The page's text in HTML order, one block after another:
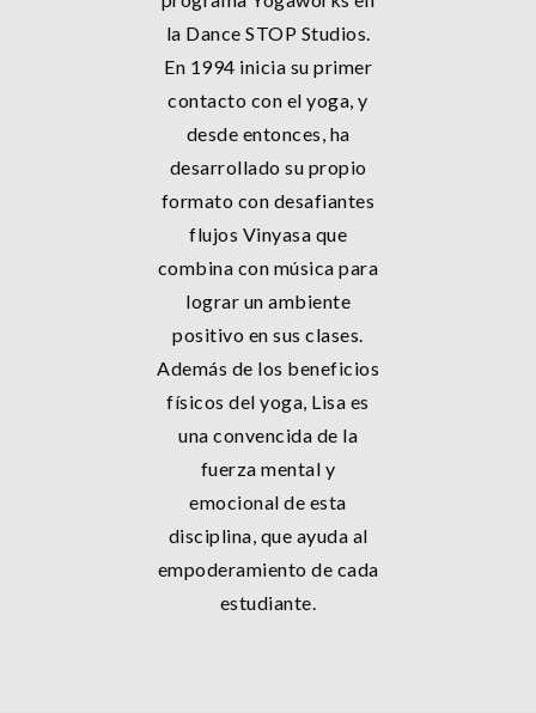
la Dance STOP Studios.
En 1994 inicia su primer
contacto con el yoga, y
desde entonces, ha
desarrollado su propio
formato con desafiantes
flujos Vinyasa que
combina con música para
lograr un ambiente
positivo en sus clases.
Además de los beneficios
físicos del yoga, Lisa es
una convencida de la
fuerza mental y
emocional de esta
disciplina, que ayuda al
empoderamiento de cada
estudiante.